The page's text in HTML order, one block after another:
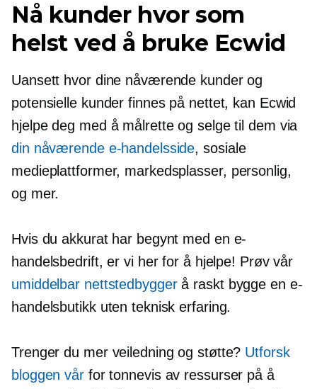
Nå kunder hvor som
helst ved å bruke Ecwid
Uansett hvor dine nåværende kunder og
potensielle kunder finnes på nettet, kan Ecwid
hjelpe deg med å målrette og selge til dem via
din nåværende e-handelsside, sosiale
medieplattformer, markedsplasser, personlig,
og mer.
Hvis du akkurat har begynt med en e-
handelsbedrift, er vi her for å hjelpe! Prøv vår
umiddelbar nettstedbyggerå raskt bygge en e-
handelsbutikk uten teknisk erfaring.
Trenger du mer veiledning og støtte? Utforsk
bloggen vårfor tonnevis av ressurser på å